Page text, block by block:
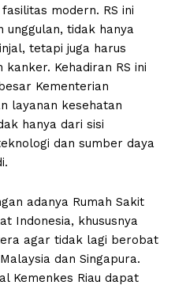
modern. RS ini
unggulan, tidak hanya
tetapi juga harus
Kehadiran RS ini
Kementerian
layanan kesehatan
hanya dari sisi
dan sumber daya
adanya Rumah Sakit
Indonesia, khususnya
agar tidak lagi berobat
dan Singapura.
Kemenkes Riau dapat